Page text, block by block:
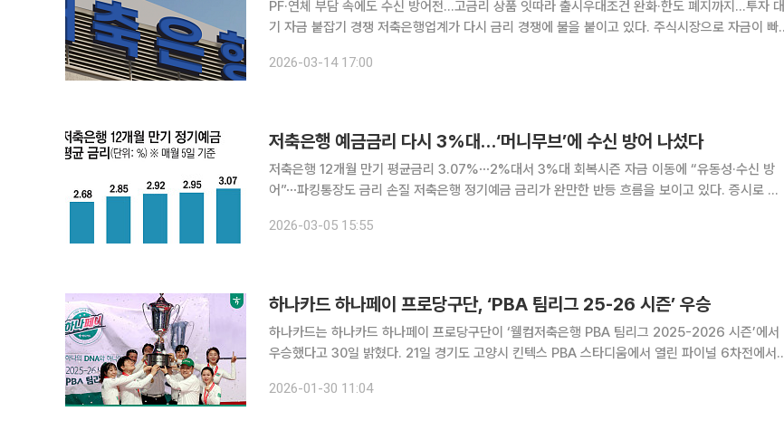
PF·연체 부담 속에도 수신 방어전…고금리 상품 잇따라 출시우대조건 완화·한도 폐지까지…투자 대
기 자금 붙잡기 경쟁 저축은행업계가 다시 금리 경쟁에 불을 붙이고 있다. 주식시장으로 자금이 빠
일 관련업계에 따르면 주요 저축은행들은 최근 파킹통장과 정기예금
2026-03-14 17:00
저축은행 예금금리 다시 3%대…‘머니무브’에 수신 방어 나섰다
저축은행 12개월 만기 평균금리 3.07%⋯2%대서 3%대 회복시즌 자금 이동에 “유동성·수신 방
어”⋯파킹통장도 금리 손질 저축은행 정기예금 금리가 완만한 반등 흐름을 보이고 있다. 증시로 자
2026-03-05 15:55
하나카드 하나페이 프로당구단, ‘PBA 팀리그 25-26 시즌’ 우승
하나카드는 하나카드 하나페이 프로당구단이 ‘웰컴저축은행 PBA 팀리그 2025-2026 시즌’에서
우승했다고 30일 밝혔다. 21일 경기도 고양시 킨텍스 PBA 스타디움에서 열린 파이널 6차전에서
트로피를 거머쥐었다. 2023-2024시즌에 이은 PBA
2026-01-30 11:04